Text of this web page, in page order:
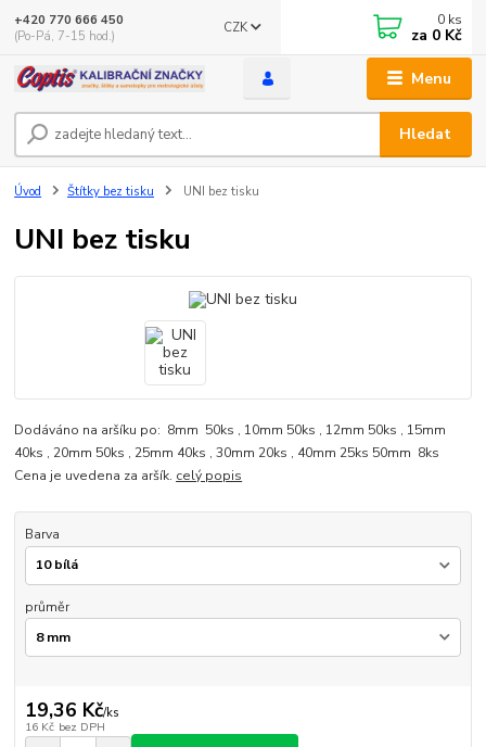
Menu
CZK
Hledat
+420 770 666 450
(Po-Pá, 7-15 hod.)
0 ks
za 0 Kč
Úvod Štítky bez tisku UNI bez tisku
UNI bez tisku
Dodáváno na aršíku po: 8mm 50ks , 10mm 50ks , 12mm 50ks , 15mm
40ks , 20mm 50ks , 25mm 40ks , 30mm 20ks , 40mm 25ks 50mm 8ks
Cena je uvedena za aršík. celý popis
Barva
průměr
19,36 Kč/ks
16 Kč bez DPH